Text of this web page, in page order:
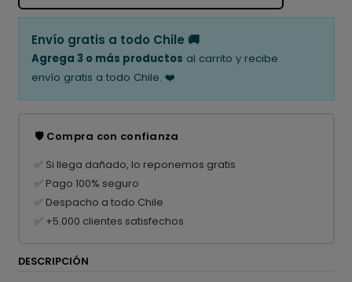
Envío gratis a todo Chile 🚚
Agrega 3 o más productos al carrito y recibe
envío gratis a todo Chile. ❤️
🛡️ Compra con confianza
✅ Si llega dañado, lo reponemos gratis
✅ Pago 100% seguro
✅ Despacho a todo Chile
✅ +5.000 clientes satisfechos
DESCRIPCIÓN